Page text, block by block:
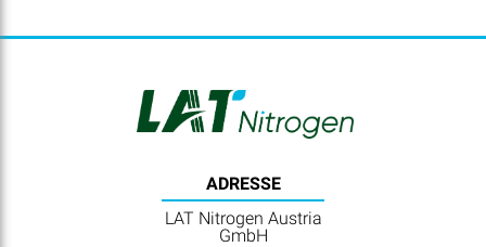
ADRESSE
LAT Nitrogen Austria
GmbH